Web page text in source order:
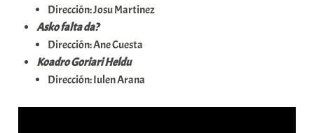
Dirección: Josu Martinez
Asko falta da?
Dirección: Ane Cuesta
Koadro Goriari Heldu
Dirección: Iulen Arana